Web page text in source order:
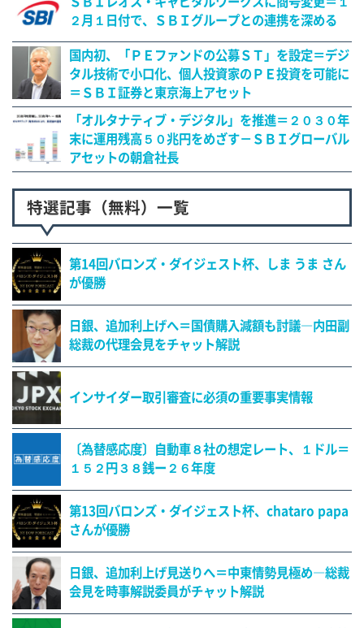
２月１日付で、ＳＢＩグループとの連携を深める
国内初、「ＰＥファンドの公募ＳＴ」を設定＝デジ
タル技術で小口化、個人投資家のＰＥ投資を可能に
＝ＳＢＩ証券と東京海上アセット
「オルタナティブ・デジタル」を推進＝２０３０年
末に運用残高５０兆円をめざす－ＳＢＩグローバル
アセットの朝倉社長
特選記事（無料）一覧
第14回バロンズ・ダイジェスト杯、しま うま さん
が優勝
日銀、追加利上げへ＝国債購入減額も討議―内田副
総裁の代理会見をチャット解説
インサイダー取引審査に必須の重要事実情報
〔為替感応度〕自動車８社の想定レート、１ドル＝
１５２円３８銭ー２６年度
第13回バロンズ・ダイジェスト杯、chataro papa
さんが優勝
日銀、追加利上げ見送りへ＝中東情勢見極め―総裁
会見を時事解説委員がチャット解説